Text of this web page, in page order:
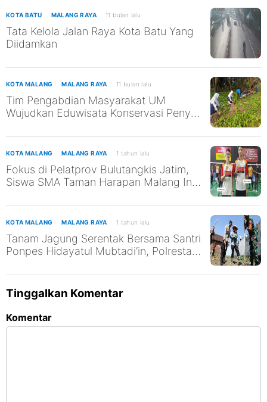
KOTA BATU MALANG RAYA 11 bulan lalu
Tata Kelola Jalan Raya Kota Batu Yang
Diidamkan
KOTA MALANG MALANG RAYA 11 bulan lalu
Tim Pengabdian Masyarakat UM
Wujudkan Eduwisata Konservasi Penyu
SDGs ke-13 dan ke-14
KOTA MALANG MALANG RAYA 1 tahun lalu
Fokus di Pelatprov Bulutangkis Jatim,
Siswa SMA Taman Harapan Malang Ini
KOTA MALANG MALANG RAYA 1 tahun lalu
Tanam Jagung Serentak Bersama Santri
Ponpes Hidayatul Mubtadi’in, Polresta
Pangan Nasional
Tinggalkan Komentar
Komentar